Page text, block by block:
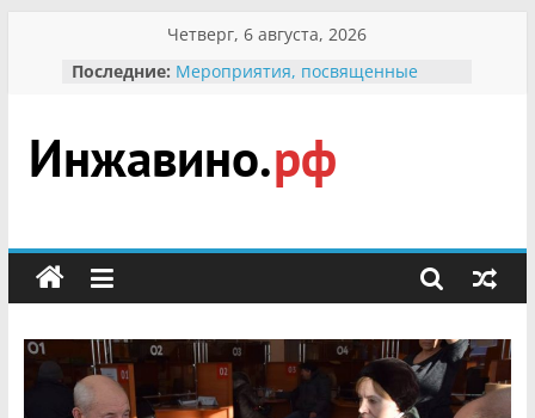
содержимому
Четверг, 6 августа, 2026
Последние: Мероприятия, посвященные
гражданин Инжавинского округа»
участнице Великой
Отечественной, фронтовичке
Безопасность в сети Интернет
мероприятии «Сохраним
первоцветы!»
В вольере Воронинского
заповедника родились крапчатые
суслики
Инжавино.рф
сельский
портал